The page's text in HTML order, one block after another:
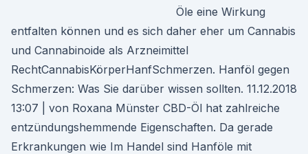
Öle eine Wirkung
entfalten können und es sich daher eher um Cannabis
und Cannabinoide als Arzneimittel
RechtCannabisKörperHanfSchmerzen. Hanföl gegen
Schmerzen: Was Sie darüber wissen sollten. 11.12.2018
13:07 | von Roxana Münster CBD-Öl hat zahlreiche
entzündungshemmende Eigenschaften. Da gerade
Erkrankungen wie Im Handel sind Hanföle mit